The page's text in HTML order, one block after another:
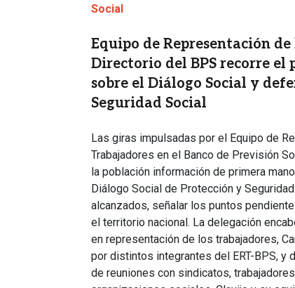
Social
Equipo de Representación
Directorio del BPS recorre el
sobre el Diálogo Social y
Seguridad Social
Las giras impulsadas por el Equipo de
Trabajadores en el Banco de Previsión
la población información de primera
Diálogo Social de Protección y
alcanzados, señalar los puntos
el territorio nacional. La delegación
en representación de los trabajadores,
por distintos integrantes del ERT-BPS, y
de reuniones con sindicatos,